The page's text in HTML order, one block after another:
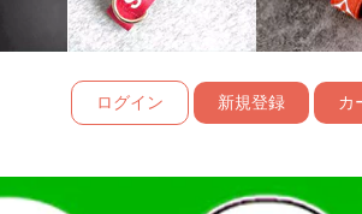
ログイン 新規登録 カ